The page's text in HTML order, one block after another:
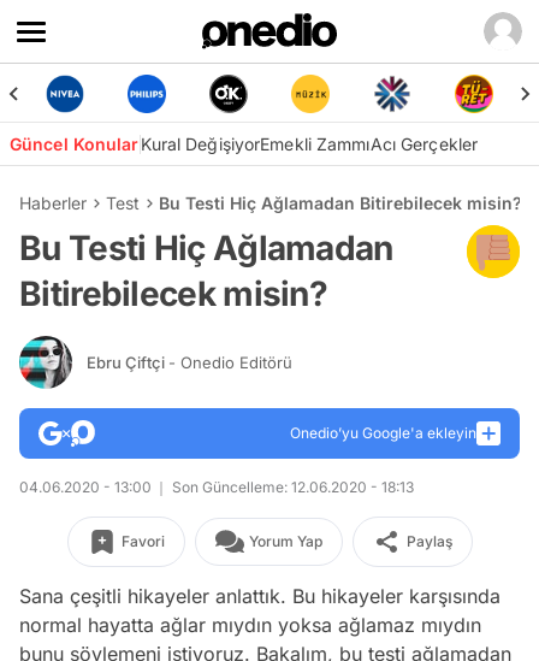
Güncel KonularKural DeğişiyorEmekli ZammıAcı Gerçekler
Haberler Test Bu Testi Hiç Ağlamadan Bitirebilecek misin?
Bu Testi Hiç Ağlamadan
Bitirebilecek misin?
Ebru Çiftçi - Onedio Editörü
Onedio’yu Google'a ekleyin
04.06.2020 - 13:00 Son Güncelleme: 12.06.2020 - 18:13
Favori Yorum Yap Paylaş
Sana çeşitli hikayeler anlattık. Bu hikayeler karşısında
normal hayatta ağlar mıydın yoksa ağlamaz mıydın
bunu söylemeni istiyoruz. Bakalım, bu testi ağlamadan